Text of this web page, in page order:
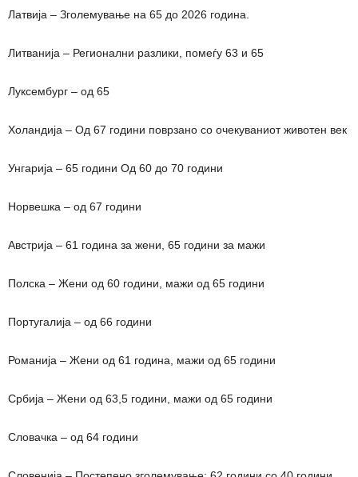
Латвија – Зголемување на 65 до 2026 година.
Литванија – Регионални разлики, помеѓу 63 и 65
Луксембург – од 65
Холандија – Од 67 години поврзано со очекуваниот животен век
Унгарија – 65 години Од 60 до 70 години
Норвешка – од 67 години
Австрија – 61 година за жени, 65 години за мажи
Полска – Жени од 60 години, мажи од 65 години
Португалија – од 66 години
Романија – Жени од 61 година, мажи од 65 години
Србија – Жени од 63,5 години, мажи од 65 години
Словачка – од 64 години